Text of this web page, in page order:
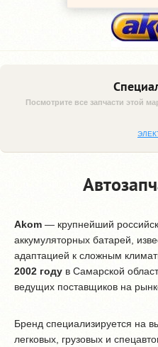
Посмотрите все запчасти этой
Akom — крупнейший
аккумуляторных батарей,
адаптацией к сложным
2002 году в Самарской
ведущих поставщиков на
Бренд специализируется на
легковых, грузовых и